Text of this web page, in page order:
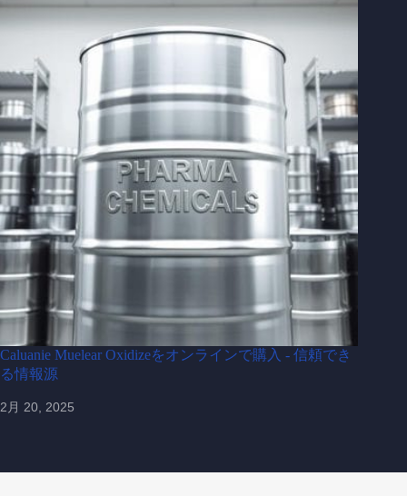
Caluanie Muelear Oxidizeをオンラインで購入 - 信頼でき
る情報源
2月 20, 2025